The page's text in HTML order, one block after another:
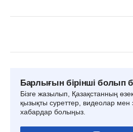
Барлығын бірінші болып
Бізге жазылып, Қазақстанның
қызықты суреттер, видеолар мен
хабардар болыңыз.